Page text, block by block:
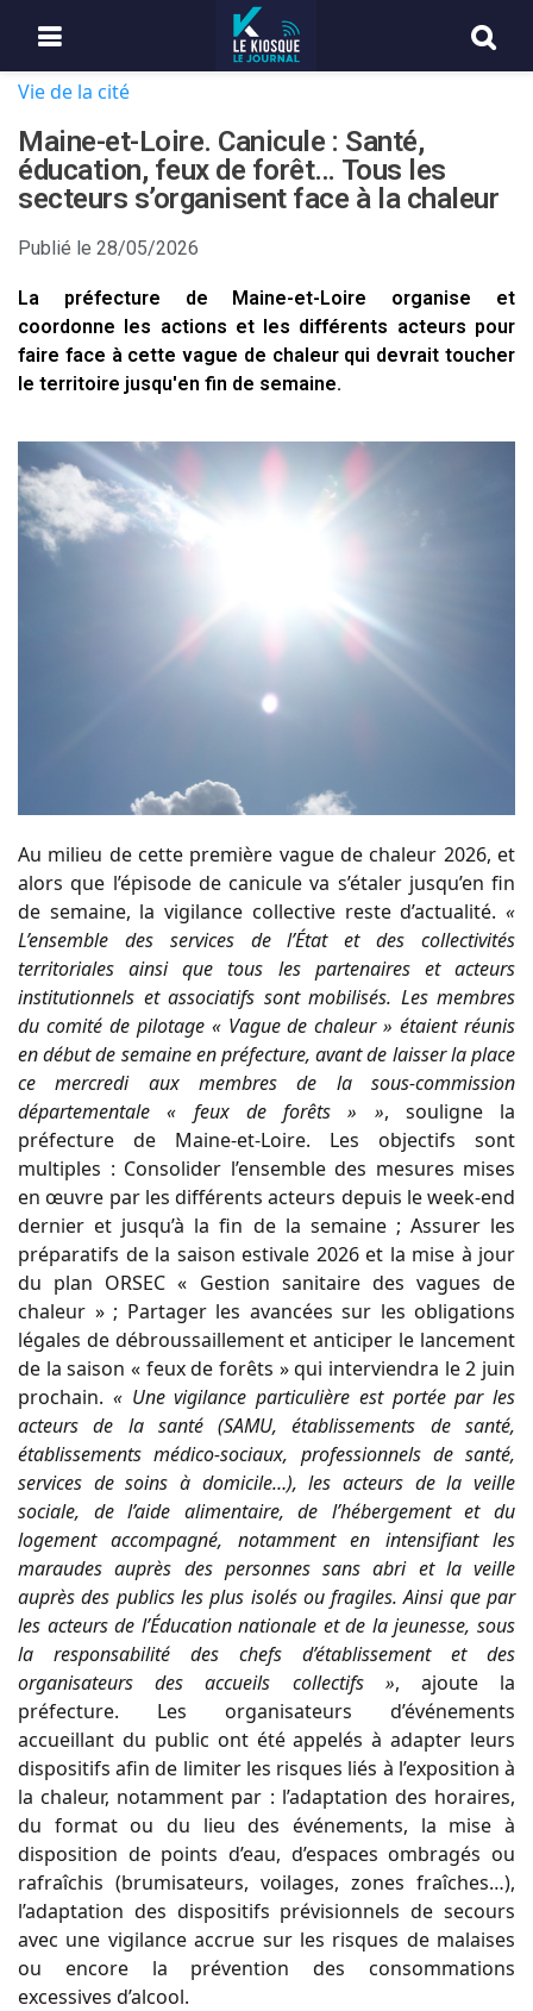
Vie de la cité
Maine-et-Loire. Canicule : Santé,
éducation, feux de forêt… Tous les
secteurs s’organisent face à la chaleur
Publié le 28/05/2026
La préfecture de Maine-et-Loire organise et
coordonne les actions et les différents acteurs pour
faire face à cette vague de chaleur qui devrait toucher
le territoire jusqu'en fin de semaine.
Au milieu de cette première vague de chaleur 2026, et
alors que l’épisode de canicule va s’étaler jusqu’en fin
de semaine, la vigilance collective reste d’actualité. «
L’ensemble des services de l’État et des collectivités
territoriales ainsi que tous les partenaires et acteurs
institutionnels et associatifs sont mobilisés. Les membres
du comité de pilotage « Vague de chaleur » étaient réunis
en début de semaine en préfecture, avant de laisser la place
ce mercredi aux membres de la sous-commission
départementale « feux de forêts » », souligne la
préfecture de Maine-et-Loire. Les objectifs sont
multiples : Consolider l’ensemble des mesures mises
en œuvre par les différents acteurs depuis le week-end
dernier et jusqu’à la fin de la semaine ; Assurer les
préparatifs de la saison estivale 2026 et la mise à jour
du plan ORSEC « Gestion sanitaire des vagues de
chaleur » ; Partager les avancées sur les obligations
légales de débroussaillement et anticiper le lancement
de la saison « feux de forêts » qui interviendra le 2 juin
prochain. « Une vigilance particulière est portée par les
acteurs de la santé (SAMU, établissements de santé,
établissements médico-sociaux, professionnels de santé,
services de soins à domicile…), les acteurs de la veille
sociale, de l’aide alimentaire, de l’hébergement et du
logement accompagné, notamment en intensifiant les
maraudes auprès des personnes sans abri et la veille
auprès des publics les plus isolés ou fragiles. Ainsi que par
les acteurs de l’Éducation nationale et de la jeunesse, sous
la responsabilité des chefs d’établissement et des
organisateurs des accueils collectifs », ajoute la
préfecture. Les organisateurs d’événements
accueillant du public ont été appelés à adapter leurs
dispositifs afin de limiter les risques liés à l’exposition à
la chaleur, notamment par : l’adaptation des horaires,
du format ou du lieu des événements, la mise à
disposition de points d’eau, d’espaces ombragés ou
rafraîchis (brumisateurs, voilages, zones fraîches…),
l’adaptation des dispositifs prévisionnels de secours
avec une vigilance accrue sur les risques de malaises
ou encore la prévention des consommations
excessives d’alcool.